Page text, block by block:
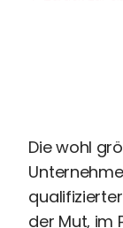
Die wohl
der Mut, im